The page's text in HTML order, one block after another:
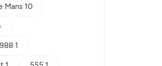
Mans 10
1